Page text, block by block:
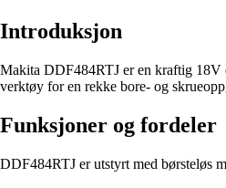
Introduksjon
Makita DDF484RTJ er en kraftig 18V
verktøy for en rekke bore- og
Funksjoner og fordeler
DDF484RTJ er utstyrt med børsteløs